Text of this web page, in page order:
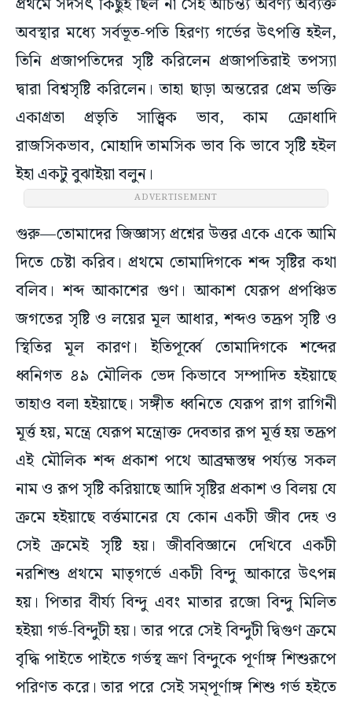
অবস্থার মধ্যে সর্বভূত-পতি হিরণ্য গর্ভের উৎপত্তি হইল,
তিনি প্রজাপতিদের সৃষ্টি করিলেন প্রজাপতিরাই তপস্যা
দ্বারা বিশ্বসৃষ্টি করিলেন। তাহা ছাড়া অন্তরের প্রেম ভক্তি
একাগ্রতা প্রভৃতি সাত্ত্বিক ভাব, কাম ক্রোধাদি
রাজসিকভাব, মোহাদি তামসিক ভাব কি ভাবে সৃষ্টি হইল
ইহা একটু বুঝাইয়া বলুন।
ADVERTISEMENT
গুরু—তোমাদের জিজ্ঞাস্য প্রশ্নের উত্তর একে একে আমি
দিতে চেষ্টা করিব। প্রথমে তোমাদিগকে শব্দ সৃষ্টির কথা
বলিব। শব্দ আকাশের গুণ। আকাশ যেরূপ প্রপঞ্চিত
জগতের সৃষ্টি ও লয়ের মূল আধার, শব্দও তদ্রূপ সৃষ্টি ও
স্থিতির মূল কারণ। ইতিপূর্ব্বে তোমাদিগকে শব্দের
ধ্বনিগত ৪৯ মৌলিক ভেদ কিভাবে সম্পাদিত হইয়াছে
তাহাও বলা হইয়াছে। সঙ্গীত ধ্বনিতে যেরূপ রাগ রাগিনী
মূর্ত্ত হয়, মন্ত্রে যেরূপ মন্ত্রোক্ত দেবতার রূপ মূর্ত্ত হয় তদ্রূপ
এই মৌলিক শব্দ প্রকাশ পথে আব্রহ্মস্তম্ব পর্য্যন্ত সকল
নাম ও রূপ সৃষ্টি করিয়াছে আদি সৃষ্টির প্রকাশ ও বিলয় যে
ক্রমে হইয়াছে বর্ত্তমানের যে কোন একটী জীব দেহ ও
সেই ক্রমেই সৃষ্টি হয়। জীববিজ্ঞানে দেখিবে একটী
নরশিশু প্রথমে মাতৃগর্ভে একটী বিন্দু আকারে উৎপন্ন
হয়। পিতার বীর্য্য বিন্দু এবং মাতার রজো বিন্দু মিলিত
হইয়া গর্ভ-বিন্দুটী হয়। তার পরে সেই বিন্দুটী দ্বিগুণ ক্রমে
বৃদ্ধি পাইতে পাইতে গর্ভস্থ ভ্রূণ বিন্দুকে পূর্ণাঙ্গ শিশুরূপে
পরিণত করে। তার পরে সেই সম্‌পূর্ণাঙ্গ শিশু গর্ভ হইতে